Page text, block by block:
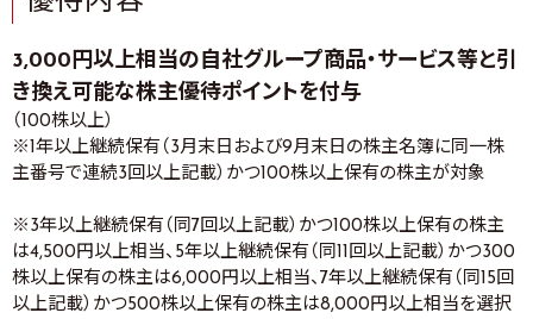
3,000円以上相当の自社グループ商品・サービス等と引
き換え可能な株主優待ポイントを付与
（100株以上）
※1年以上継続保有（3月末日および9月末日の株主名簿に同一株
主番号で連続3回以上記載）かつ100株以上保有の株主が対象
※3年以上継続保有（同7回以上記載）かつ100株以上保有の株主
は4,500円以上相当、5年以上継続保有（同11回以上記載）かつ300
株以上保有の株主は6,000円以上相当、7年以上継続保有（同15回
以上記載）かつ500株以上保有の株主は8,000円以上相当を選択